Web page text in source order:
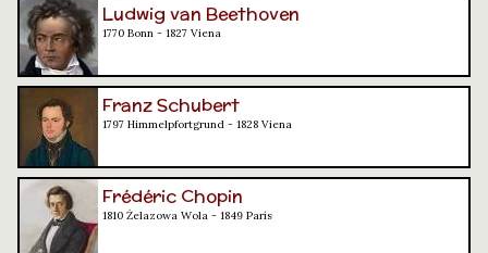
Ludwig van Beethoven
1770 Bonn - 1827 Viena
Franz Schubert
1797 Himmelpfortgrund - 1828 Viena
Frédéric Chopin
1810 Żelazowa Wola - 1849 París